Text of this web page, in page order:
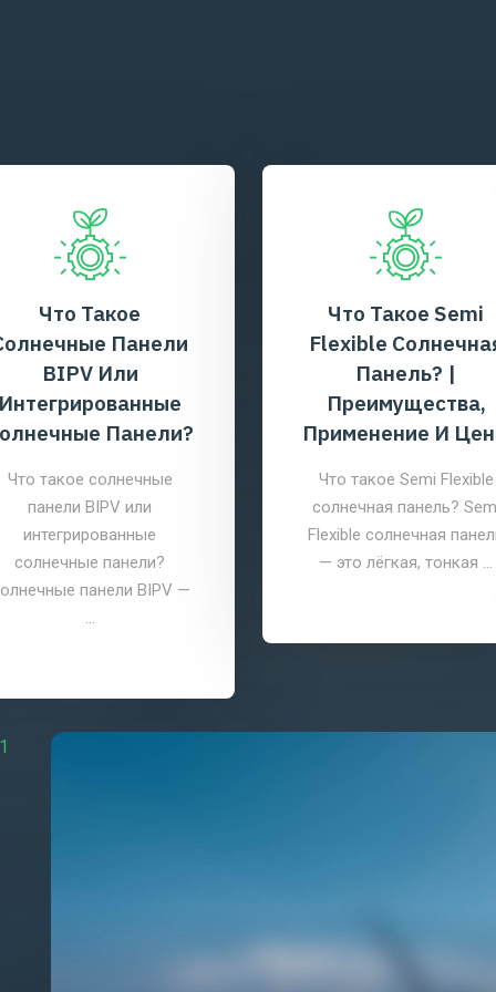
Что Такое Semi
Солнечная
Панель? |
Преимущества,
И Цены
Что такое Semi Flexible
солнечная панель? Semi
Flexible солнечная панель
— это лёгкая, тонкая ...
Что Такое
Двусторонняя
Солнечная Панель?
Что такое двусторонняя
солнечная панель?
Двусторонние солнечные
панели — один из
инновац...